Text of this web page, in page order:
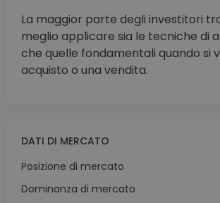
La maggior parte degli investitori
meglio applicare sia le tecniche di
che quelle fondamentali quando si
acquisto o una vendita.
DATI DI MERCATO
Posizione di mercato
Dominanza di mercato